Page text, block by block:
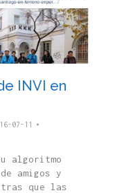
INVI en
07-11
algoritmo
amigos y
que las